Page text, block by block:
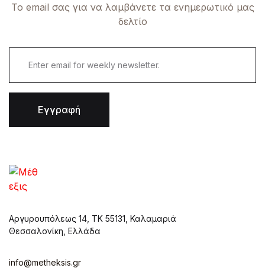
Το email σας για να λαμβάνετε τα ενημερωτικό μας
δελτίο
Εγγραφή
Αργυρουπόλεως 14, ΤΚ 55131, Καλαμαριά
Θεσσαλονίκη, Ελλάδα
info@metheksis.gr